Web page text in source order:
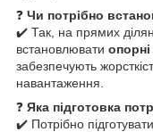
❓ Чи потрібно
✔️ Так, на прямих
встановлювати
забезпечують
навантаження.
❓ Яка підготовка
✔️ Потрібно